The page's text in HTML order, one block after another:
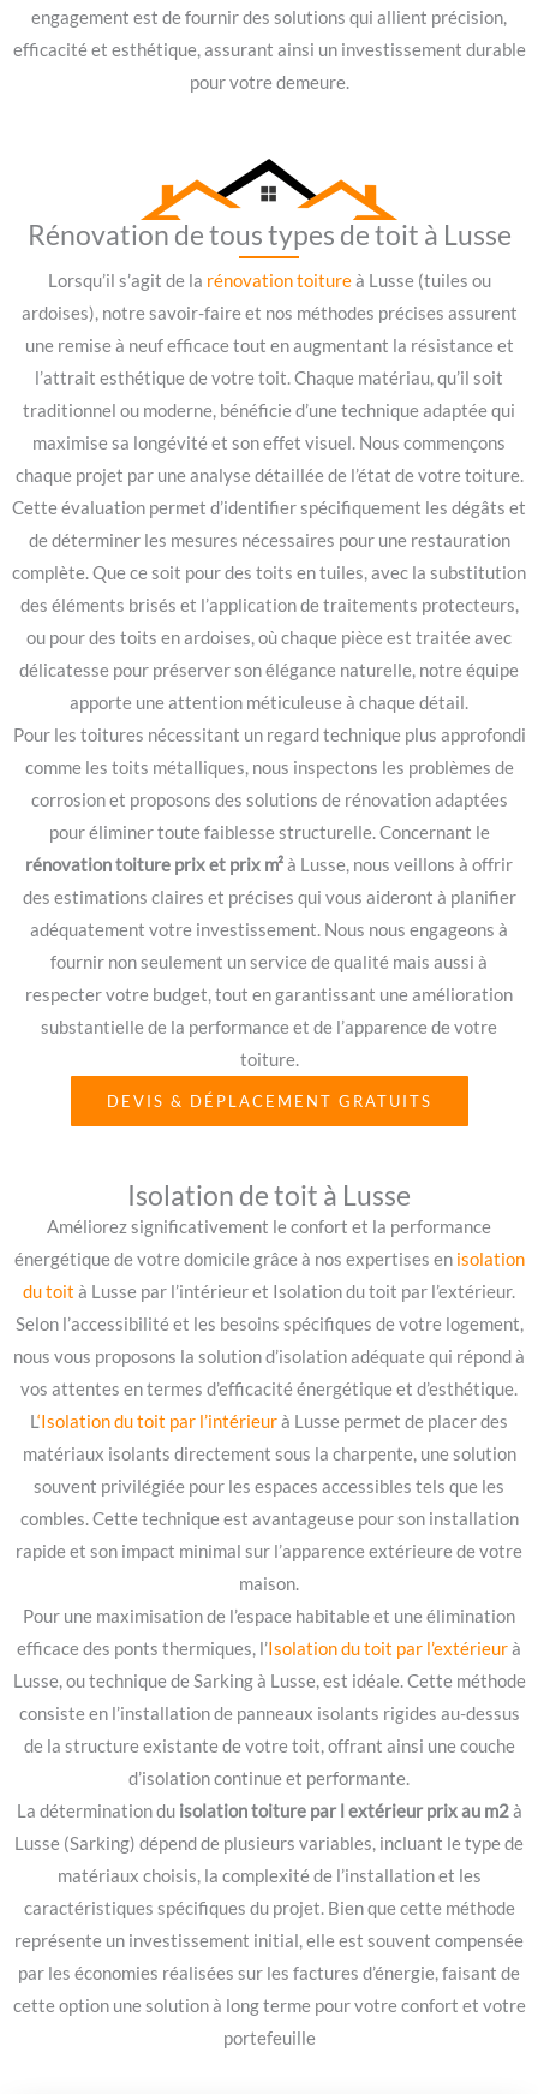
engagement est de fournir des solutions qui allient précision,
efficacité et esthétique, assurant ainsi un investissement durable
pour votre demeure.
Rénovation de tous types de toit à Lusse
Lorsqu’il s’agit de la rénovation toitureà Lusse (tuiles ou
ardoises), notre savoir-faire et nos méthodes précises assurent
une remise à neuf efficace tout en augmentant la résistance et
l’attrait esthétique de votre toit. Chaque matériau, qu’il soit
traditionnel ou moderne, bénéficie d’une technique adaptée qui
maximise sa longévité et son effet visuel. Nous commençons
chaque projet par une analyse détaillée de l’état de votre toiture.
Cette évaluation permet d’identifier spécifiquement les dégâts et
de déterminer les mesures nécessaires pour une restauration
complète. Que ce soit pour des toits en tuiles, avec la substitution
des éléments brisés et l’application de traitements protecteurs,
ou pour des toits en ardoises, où chaque pièce est traitée avec
délicatesse pour préserver son élégance naturelle, notre équipe
apporte une attention méticuleuse à chaque détail.
Pour les toitures nécessitant un regard technique plus approfondi
comme les toits métalliques, nous inspectons les problèmes de
corrosion et proposons des solutions de rénovation adaptées
pour éliminer toute faiblesse structurelle. Concernant le
rénovation toiture prix et prix m²à Lusse, nous veillons à offrir
des estimations claires et précises qui vous aideront à planifier
adéquatement votre investissement. Nous nous engageons à
fournir non seulement un service de qualité mais aussi à
respecter votre budget, tout en garantissant une amélioration
substantielle de la performance et de l’apparence de votre
toiture.
DEVIS & DÉPLACEMENT GRATUITS
Isolation de toit à Lusse
Améliorez significativement le confort et la performance
énergétique de votre domicile grâce à nos expertises en isolation
du toit à Lusse par l’intérieur et Isolation du toit par l’extérieur.
Selon l’accessibilité et les besoins spécifiques de votre logement,
nous vous proposons la solution d’isolation adéquate qui répond à
vos attentes en termes d’efficacité énergétique et d’esthétique.
L‘Isolation du toit par l’intérieurà Lusse permet de placer des
matériaux isolants directement sous la charpente, une solution
souvent privilégiée pour les espaces accessibles tels que les
combles. Cette technique est avantageuse pour son installation
rapide et son impact minimal sur l’apparence extérieure de votre
maison.
Pour une maximisation de l’espace habitable et une élimination
efficace des ponts thermiques, l’Isolation du toit par l’extérieurà
Lusse, ou technique de Sarking à Lusse, est idéale. Cette méthode
consiste en l’installation de panneaux isolants rigides au-dessus
de la structure existante de votre toit, offrant ainsi une couche
d’isolation continue et performante.
La détermination du isolation toiture par l extérieur prix au m2à
Lusse (Sarking) dépend de plusieurs variables, incluant le type de
matériaux choisis, la complexité de l’installation et les
caractéristiques spécifiques du projet. Bien que cette méthode
représente un investissement initial, elle est souvent compensée
par les économies réalisées sur les factures d’énergie, faisant de
cette option une solution à long terme pour votre confort et votre
portefeuille